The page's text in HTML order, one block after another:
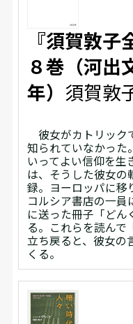
『須賀敦
８巻（河出
年） 須賀敦
彼女がカトリック
知られていなかった
いってよい信仰を生
は、そうした彼女の
録。ヨーロッパに移
コルシア書店の一員
に送った冊子「どん
る。これらを読んで
立ち戻ると、彼女の
くる。